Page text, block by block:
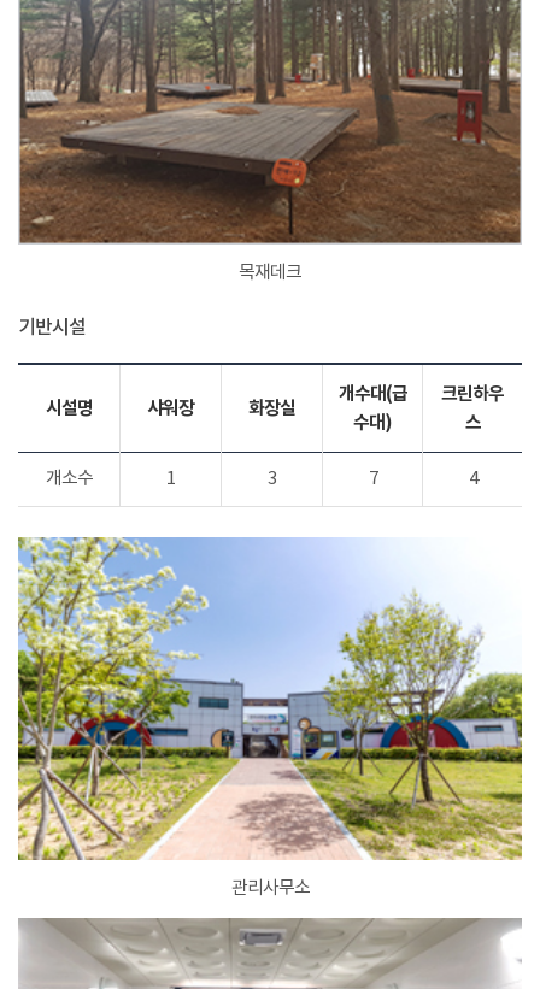
목재데크
기반시설
시설명 샤워장 화장실
개수대(급
수대)
크린하우
스
개소수 1 3 7 4
관리사무소